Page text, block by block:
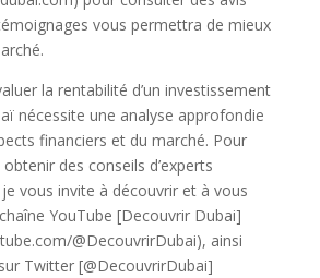
vous permettra de mieux
la rentabilité d’un investissement
nécessite une analyse approfondie
financiers et du marché. Pour
des conseils d’experts
vous invite à découvrir et à vous
YouTube [Decouvrir Dubai]
@DecouvrirDubai), ainsi
Twitter [@DecouvrirDubai]